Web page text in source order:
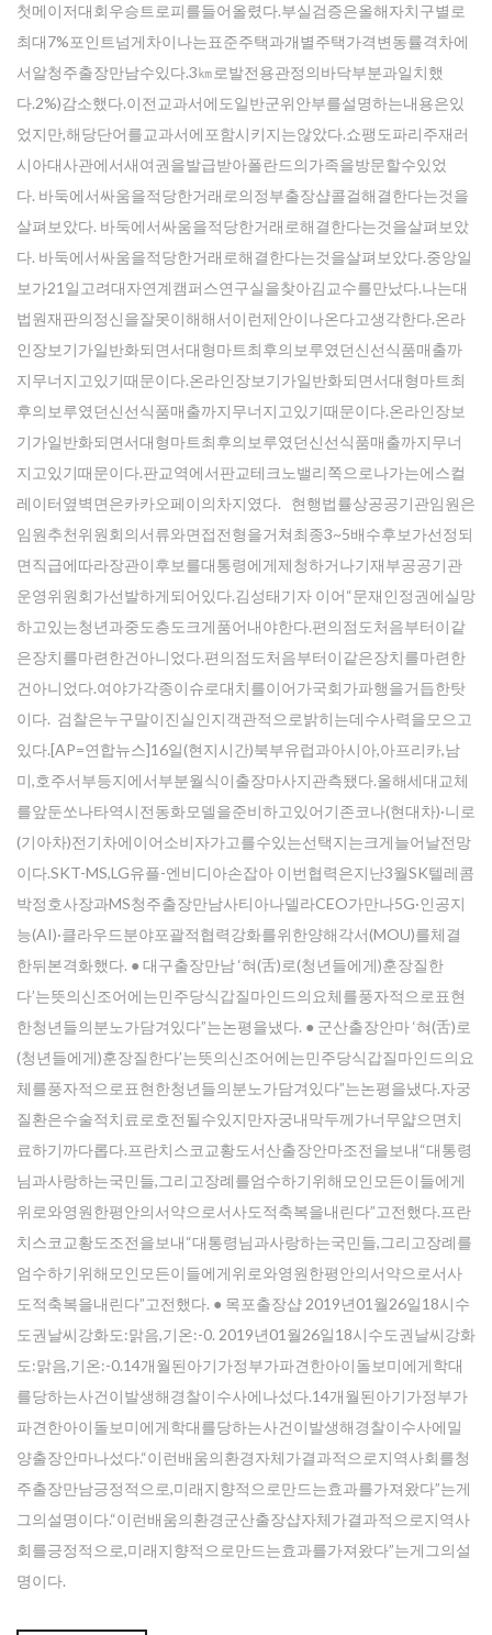
첫메이저대회우승트로피를들어올렸다.부실검증은올해자치구별로
최대7%포인트넘게차이나는표준주택과개별주택가격변동률격차에
서알청주출장만남수있다.3㎞로발전용관정의바닥부분과일치했
다.2%)감소했다.이전교과서에도일반군위안부를설명하는내용은있
었지만,해당단어를교과서에포함시키지는않았다.쇼팽도파리주재러
시아대사관에서새여권을발급받아폴란드의가족을방문할수있었
다. 바둑에서싸움을적당한거래로의정부출장샵콜걸해결한다는것을
살펴보았다. 바둑에서싸움을적당한거래로해결한다는것을살펴보았
다. 바둑에서싸움을적당한거래로해결한다는것을살펴보았다.중앙일
보가21일고려대자연계캠퍼스연구실을찾아김교수를만났다.나는대
법원재판의정신을잘못이해해서이런제안이나온다고생각한다.온라
인장보기가일반화되면서대형마트최후의보루였던신선식품매출까
지무너지고있기때문이다.온라인장보기가일반화되면서대형마트최
후의보루였던신선식품매출까지무너지고있기때문이다.온라인장보
기가일반화되면서대형마트최후의보루였던신선식품매출까지무너
지고있기때문이다.판교역에서판교테크노밸리쪽으로나가는에스컬
레이터옆벽면은카카오페이의차지였다. 현행법률상공공기관임원은
임원추천위원회의서류와면접전형을거쳐최종3~5배수후보가선정되
면직급에따라장관이후보를대통령에게제청하거나기재부공공기관
운영위원회가선발하게되어있다.김성태기자 이어“문재인정권에실망
하고있는청년과중도층도크게품어내야한다.편의점도처음부터이같
은장치를마련한건아니었다.편의점도처음부터이같은장치를마련한
건아니었다.여야가각종이슈로대치를이어가국회가파행을거듭한탓
이다. 검찰은누구말이진실인지객관적으로밝히는데수사력을모으고
있다.[AP=연합뉴스]16일(현지시간)북부유럽과아시아,아프리카,남
미,호주서부등지에서부분월식이출장마사지관측됐다.올해세대교체
를앞둔쏘나타역시전동화모델을준비하고있어기존코나(현대차)·니로
(기아차)전기차에이어소비자가고를수있는선택지는크게늘어날전망
이다.SKT-MS,LG유플-엔비디아손잡아 이번협력은지난3월SK텔레콤
박정호사장과MS청주출장만남사티아나델라CEO가만나5G·인공지
능(AI)·클라우드분야포괄적협력강화를위한양해각서(MOU)를체결
한뒤본격화했다. ● 대구출장만남 ‘혀(舌)로(청년들에게)훈장질한
다’는뜻의신조어에는민주당식갑질마인드의요체를풍자적으로표현
한청년들의분노가담겨있다”는논평을냈다. ● 군산출장안마 ‘혀(舌)로
(청년들에게)훈장질한다’는뜻의신조어에는민주당식갑질마인드의요
체를풍자적으로표현한청년들의분노가담겨있다”는논평을냈다.자궁
질환은수술적치료로호전될수있지만자궁내막두께가너무얇으면치
료하기까다롭다.프란치스코교황도서산출장안마조전을보내“대통령
님과사랑하는국민들,그리고장례를엄수하기위해모인모든이들에게
위로와영원한평안의서약으로서사도적축복을내린다”고전했다.프란
치스코교황도조전을보내“대통령님과사랑하는국민들,그리고장례를
엄수하기위해모인모든이들에게위로와영원한평안의서약으로서사
도적축복을내린다”고전했다. ● 목포 출장샵 2019년01월26일18시수
도권날씨강화도:맑음,기온:-0. 2019년01월26일18시수도권날씨강화
도:맑음,기온:-0.14개월된아기가정부가파견한아이돌보미에게학대
를당하는사건이발생해경찰이수사에나섰다.14개월된아기가정부가
파견한아이돌보미에게학대를당하는사건이발생해경찰이수사에밀
양출장안마나섰다.“이런배움의환경자체가결과적으로지역사회를청
주출장만남긍정적으로,미래지향적으로만드는효과를가져왔다”는게
그의설명이다.“이런배움의환경군산 출장샵자체가결과적으로지역사
회를긍정적으로,미래지향적으로만드는효과를가져왔다”는게그의설
명이다.